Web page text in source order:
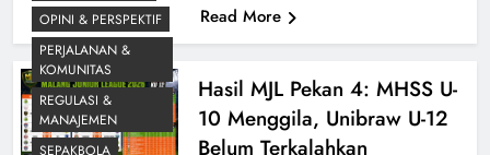
Read More
OPINI & PERSPEKTIF
PERJALANAN &
KOMUNITAS
REGULASI &
MANAJEMEN
SEPAKBOLA
Hasil MJL Pekan 4: MHSS U-
10 Menggila, Unibraw U-12
Belum Terkalahkan